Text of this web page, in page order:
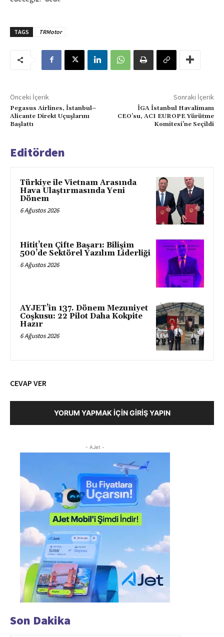
TAGS TRMotor
Önceki İçerik
Pegasus Airlines, İstanbul–
Alicante Direkt Uçuşlarını
Başlattı
Sonraki İçerik
İGA İstanbul Havalimanı
CEO’su, ACI EUROPE Yürütme
Komitesi’ne Seçildi
Editörden
Türkiye ile Vietnam Arasında
Hava Ulaştırmasında Yeni
Dönem
6 Ağustos 2026
Hitit’ten Çifte Başarı: Bilişim
500’de Sektörel Yazılım Liderliği
6 Ağustos 2026
AYJET’in 137. Dönem Mezuniyet
Coşkusu: 22 Pilot Daha Kokpite
Hazır
6 Ağustos 2026
CEVAP VER
YORUM YAPMAK İÇIN GIRIŞ YAPIN
- AJet -
Son Dakika